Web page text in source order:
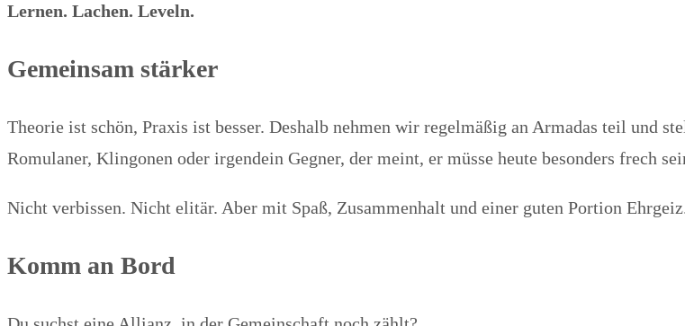
Lernen. Lachen. Leveln.
Gemeinsam stärker
Theorie ist schön, Praxis ist besser. Deshalb nehmen wir regelmäßig an Armadas teil und
Romulaner, Klingonen oder irgendein Gegner, der meint, er müsse heute besonders frech
Nicht verbissen. Nicht elitär. Aber mit Spaß, Zusammenhalt und einer guten Portion
Komm an Bord